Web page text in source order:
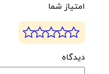
امتیاز شما